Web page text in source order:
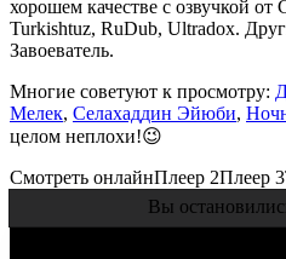
хорошем качестве с озвучкой
Turkishtuz, RuDub, Ultradox.
Завоеватель.
Многие советуют к просмотру:
Мелек, Селахаддин Эйюби,
целом неплохи!😉
Смотреть онлайнПлеер 2Плеер 3
Вы